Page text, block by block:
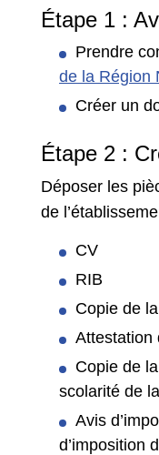
Étape 1 :
Prendre
de la Région
Créer un
Étape 2 :
Déposer les
de
CV
RIB
Copie de
Attestation
Copie de
scolarité de
Avis
d’imposition